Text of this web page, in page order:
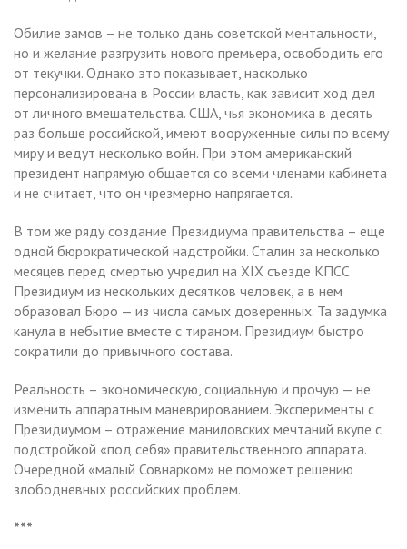
Обилие замов – не только дань советской ментальности,
но и желание разгрузить нового премьера, освободить его
от текучки. Однако это показывает, насколько
персонализирована в России власть, как зависит ход дел
от личного вмешательства. США, чья экономика в десять
раз больше российской, имеют вооруженные силы по всему
миру и ведут несколько войн. При этом американский
президент напрямую общается со всеми членами кабинета
и не считает, что он чрезмерно напрягается.
В том же ряду создание Президиума правительства – еще
одной бюрократической надстройки. Сталин за несколько
месяцев перед смертью учредил на XIX съезде КПСС
Президиум из нескольких десятков человек, а в нем
образовал Бюро — из числа самых доверенных. Та задумка
канула в небытие вместе с тираном. Президиум быстро
сократили до привычного состава.
Реальность – экономическую, социальную и прочую — не
изменить аппаратным маневрированием. Эксперименты с
Президиумом – отражение маниловских мечтаний вкупе с
подстройкой «под себя» правительственного аппарата.
Очередной «малый Совнарком» не поможет решению
злободневных российских проблем.
***